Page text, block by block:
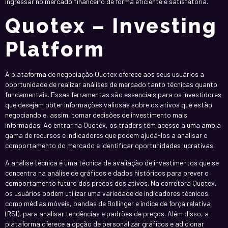
Quotex – Investing
Platform
A plataforma de negociação Quotex oferece aos seus usuários a
oportunidade de realizar análises de mercado tanto técnicas quanto
fundamentais. Essas ferramentas são essenciais para os investidores
que desejam obter informações valiosas sobre os ativos que estão
negociando e, assim, tomar decisões de investimento mais
informadas. Ao entrar na Quotex, os traders têm acesso a uma ampla
gama de recursos e indicadores que podem ajudá-los a analisar o
comportamento do mercado e identificar oportunidades lucrativas.
A análise técnica é uma técnica de avaliação de investimentos que se
concentra na análise de gráficos e dados históricos para prever o
comportamento futuro dos preços dos ativos. Na corretora Quotex,
os usuários podem utilizar uma variedade de indicadores técnicos,
como médias móveis, bandas de Bollinger e índice de força relativa
(RSI), para analisar tendências e padrões de preços. Além disso, a
plataforma oferece a opção de personalizar gráficos e adicionar